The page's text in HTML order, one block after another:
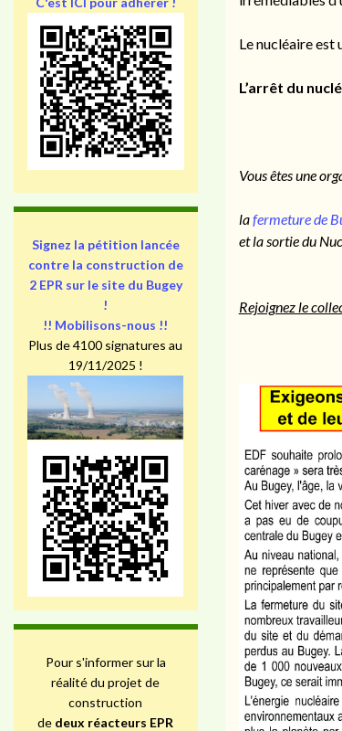
Le nucléaire est
L’arrêt du
Vous êtes une
lafermeture de
et la sortie du
Rejoignez le
Signez la pétition lancée
contre la construction de
2 EPR sur le site du Bugey
!
!! Mobilisons-nous !!
Plus de 4100 signatures au
19/11/2025 !
Pour s'informer sur la
réalité du projet de
construction
de deux réacteurs EPR